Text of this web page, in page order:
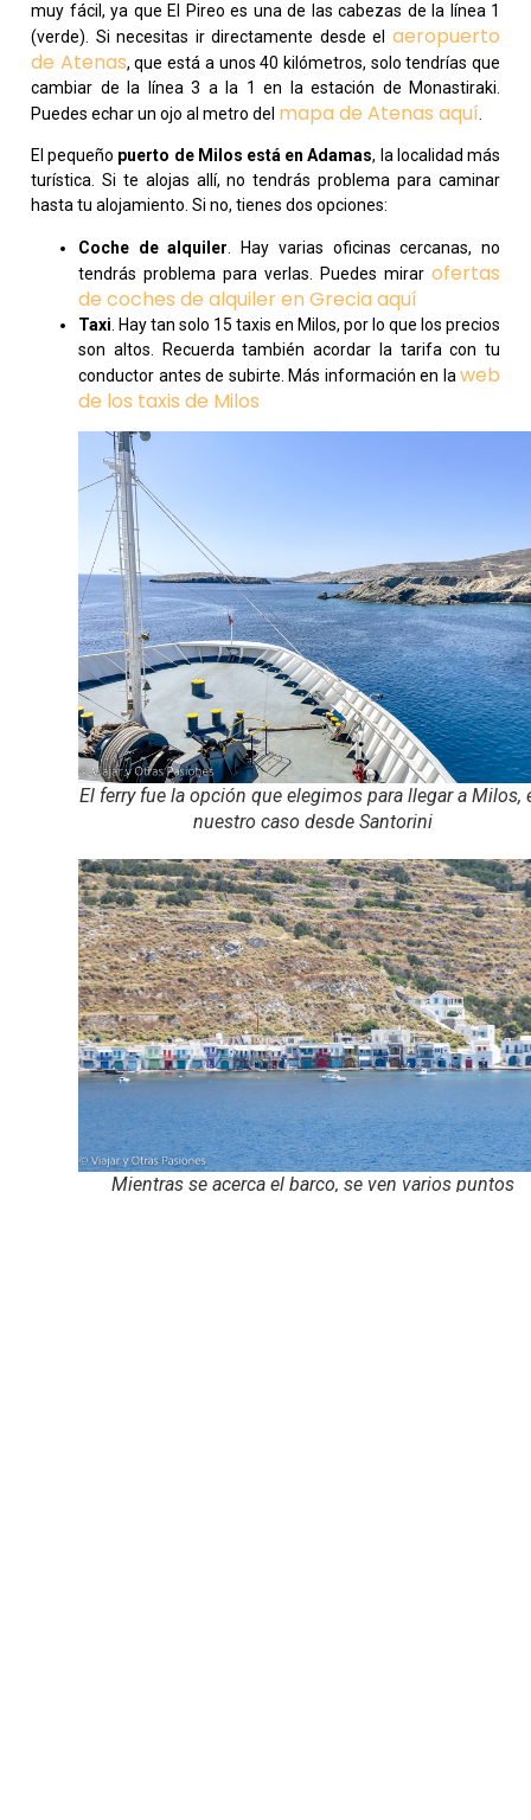
muy fácil, ya que El Pireo es una de las cabezas de la línea 1
(verde). Si necesitas ir directamente desde el aeropuerto
de Atenas, que está a unos 40 kilómetros, solo tendrías que
cambiar de la línea 3 a la 1 en la estación de Monastiraki.
Puedes echar un ojo al metro del mapa de Atenas aquí
El pequeño puerto de Milos está en Adamas, la localidad más
turística. Si te alojas allí, no tendrás problema para caminar
hasta tu alojamiento. Si no, tienes dos opciones:
Coche de alquiler . Hay varias oficinas cercanas, no
tendrás problema para verlas. Puedes mirar ofertas
de coches de alquiler en Grecia aquí
Taxi . Hay tan solo 15 taxis en Milos, por lo que los precios
son altos. Recuerda también acordar la tarifa con tu
conductor antes de subirte. Más información en la web
de los taxis de Milos
El ferry fue la opción que elegimos para llegar a Milos,
nuestro caso desde Santorini
Mientras se acerca el barco, se ven varios puntos